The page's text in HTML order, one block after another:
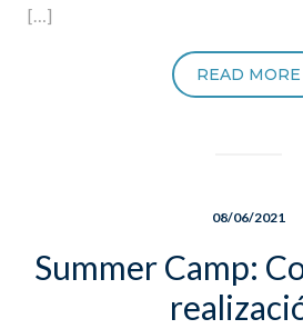
[…]
READ MORE
08/06/2021
Summer Camp: